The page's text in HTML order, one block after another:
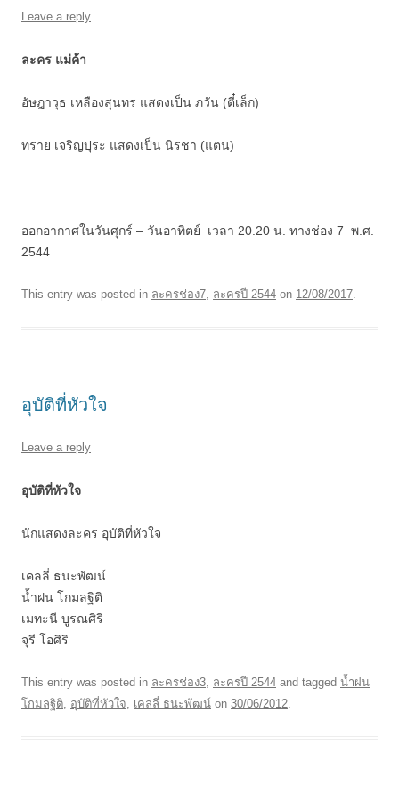
Leave a reply
ละคร แม่ค้า
อัษฎาวุธ เหลืองสุนทร แสดงเป็น ภวัน (ตี๋เล็ก)
ทราย เจริญปุระ แสดงเป็น นิรชา (แตน)
ออกอากาศในวันศุกร์ – วันอาทิตย์ เวลา 20.20 น. ทางช่อง 7 พ.ศ.
2544
This entry was posted in ละครช่อง7, ละครปี 2544 on 12/08/2017.
อุบัติที่หัวใจ
Leave a reply
อุบัติที่หัวใจ
นักแสดงละคร อุบัติที่หัวใจ
เคลลี่ ธนะพัฒน์
นํ้าฝน โกมลฐิติ
เมทะนี บูรณศิริ
จุรี โอศิริ
This entry was posted in ละครช่อง3, ละครปี 2544 and tagged นํ้าฝน
โกมลฐิติ, อุบัติที่หัวใจ, เคลลี่ ธนะพัฒน์ on 30/06/2012.